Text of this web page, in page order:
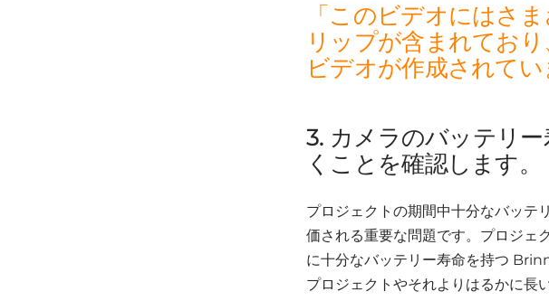
「このビデオにはさ
リップが含まれてお
ビデオが作成されてい
3. カメラのバッテリ
くことを確認します。
プロジェクトの期間中十分なバッテ
価される重要な問題です。プロジェ
に十分なバッテリー寿命を持つ
プロジェクトやそれよりはるかに長